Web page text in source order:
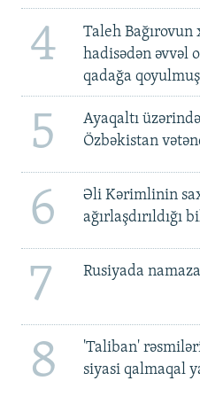
4
Taleh Bağırovun
hadisədən əvvəl
qadağa
5
Ayaqaltı
Özbəkistan
6
Əli Kərimlinin
ağırlaşdırıldığı
7 Rusiyada
8
'Taliban'
siyasi qalmaqal